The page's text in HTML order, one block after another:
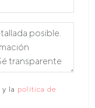
y la política de